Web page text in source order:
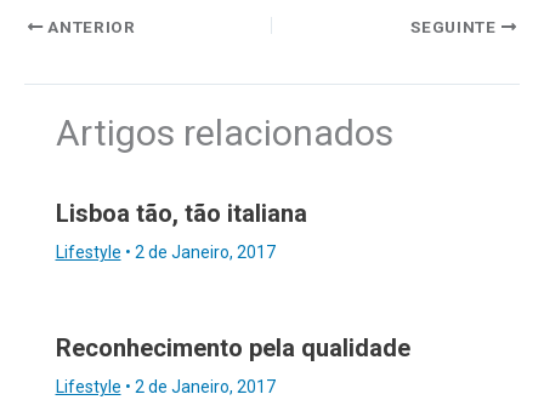
ANTERIOR SEGUINTE
Artigos relacionados
Lisboa tão, tão italiana
Lifestyle • 2 de Janeiro, 2017
Reconhecimento pela qualidade
Lifestyle • 2 de Janeiro, 2017